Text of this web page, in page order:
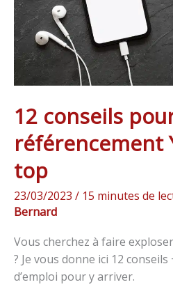
12 conseils
référencement
top
23/03/2023 / 15 minutes de
Bernard
Vous cherchez à faire
? Je vous donne ici 12
d’emploi pour y arriver.
au
top